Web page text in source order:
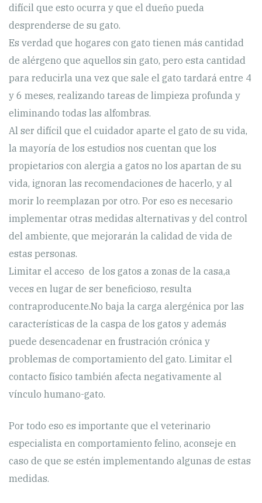
difícil que esto ocurra y que el dueño pueda
desprenderse de su gato.
Es verdad que hogares con gato tienen más cantidad
de alérgeno que aquellos sin gato, pero esta cantidad
para reducirla una vez que sale el gato tardará entre 4
y 6 meses, realizando tareas de limpieza profunda y
eliminando todas las alfombras.
Al ser difícil que el cuidador aparte el gato de su vida,
la mayoría de los estudios nos cuentan que los
propietarios con alergia a gatos no los apartan de su
vida, ignoran las recomendaciones de hacerlo, y al
morir lo reemplazan por otro. Por eso es necesario
implementar otras medidas alternativas y del control
del ambiente, que mejorarán la calidad de vida de
estas personas.
Limitar el acceso de los gatos a zonas de la casa,a
veces en lugar de ser beneficioso, resulta
contraproducente.No baja la carga alergénica por las
características de la caspa de los gatos y además
puede desencadenar en frustración crónica y
problemas de comportamiento del gato. Limitar el
contacto físico también afecta negativamente al
vínculo humano-gato.
Por todo eso es importante que el veterinario
especialista en comportamiento felino, aconseje en
caso de que se estén implementando algunas de estas
medidas.